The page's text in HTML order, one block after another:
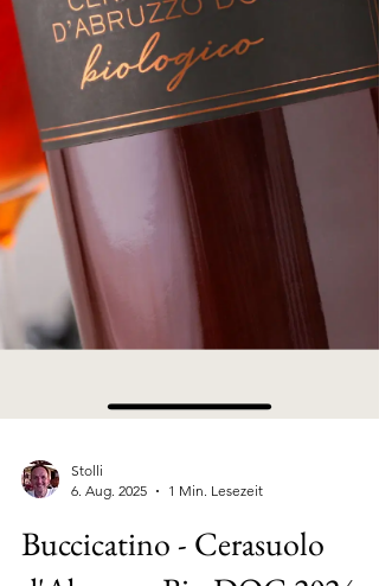
Stolli
6. Aug. 2025
1 Min. Lesezeit